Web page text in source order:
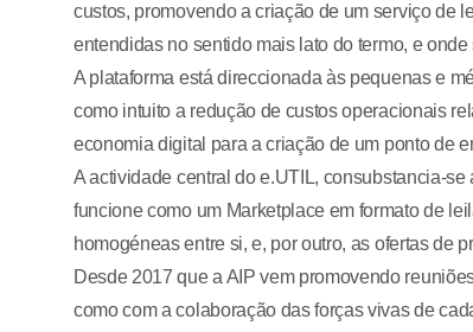
custos, promovendo a criação de um serviço de
entendidas no sentido mais lato do termo, e
A plataforma está direccionada às pequenas e
como intuito a redução de custos operacionais
economia digital para a criação de um ponto de
A actividade central do e.UTIL, consubstancia-
funcione como um Marketplace em formato de
homogéneas entre si, e, por outro, as ofertas de
Desde 2017 que a AIP vem promovendo
como com a colaboração das forças vivas de